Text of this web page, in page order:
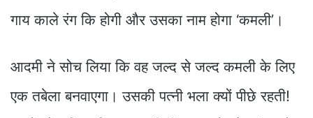
गाय काले रंग कि होगी और उसका नाम होगा ‘कमली’।
आदमी ने सोच लिया कि वह जल्द से जल्द कमली के लिए
एक तबेला बनवाएगा। उसकी पत्नी भला क्यों पीछे रहती!